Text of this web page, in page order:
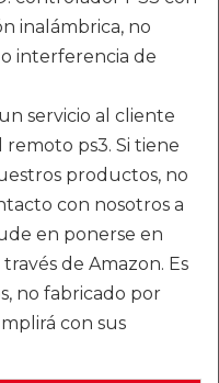
inalámbrica, no
interferencia de
servicio al cliente
ps3. Si tiene
productos, no
con nosotros a
en ponerse en
de Amazon. Es
no fabricado por
con sus